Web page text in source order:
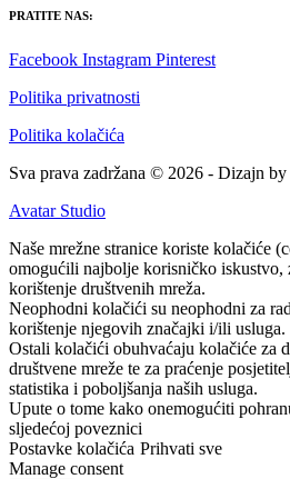
PRATITE NAS:
Facebook Instagram Pinterest
Politika privatnosti
Politika kolačića
Sva prava zadržana © 2026 - Dizajn by
Avatar Studio
Naše mrežne stranice koriste kolačiće
omogućili najbolje korisničko iskustvo,
korištenje društvenih mreža.
Neophodni kolačići su neophodni za
korištenje njegovih značajki i/ili usluga.
Ostali kolačići obuhvaćaju kolačiće za
društvene mreže te za praćenje
statistika i poboljšanja naših usluga.
Upute o tome kako onemogućiti
sljedećoj poveznici
Postavke kolačića Prihvati sve
Manage consent